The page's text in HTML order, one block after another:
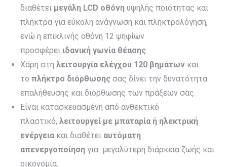
διαθέτει μεγάλη LCD οθόνη υψηλής ποιότητας και
πλήκτρα για εύκολη ανάγνωση και πληκτρολόγηση,
ενώ η επικλινής οθόνη 12 ψηφίων
προσφέρει ιδανική γωνία θέασης.
Χάρη στη λειτουργία ελέγχου 120 βημάτων και
το πλήκτρο διόρθωσης σας δίνει την δυνατότητα
επαλήθευσης και διόρθωσης των πράξεων σας.
Είναι κατασκευασμένη από ανθεκτικό
πλαστικό, λειτουργεί με μπαταρία ή ηλεκτρική
ενέργεια και διαθέτει αυτόματη
απενεργοποίηση για μεγαλύτερη διάρκεια ζωής και
οικονομία.